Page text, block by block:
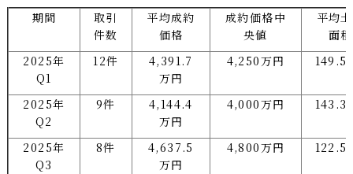
期間
取引
件数
平均成約
価格
成約価格中
央値
平均
面積
2025年
Q1
12件
4,391.7
万円
4,250万円
2025年
Q2
9件
4,144.4
万円
4,000万円
2025年
Q3
8件
4,637.5
万円
4,800万円